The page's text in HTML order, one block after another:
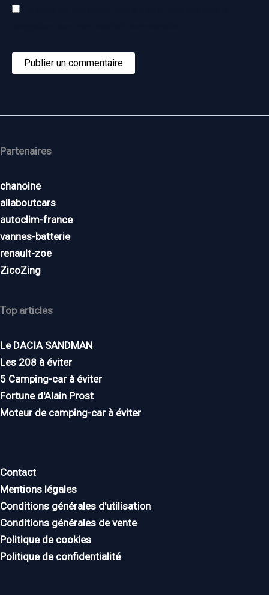
Partenaires
chanoine
allaboutcars
autoclim-france
vannes-batterie
renault-zoe
ZicoZing
Top articles
Le DACIA SANDMAN
Les 208 à éviter
5 Camping-car à éviter
Fortune d'Alain Prost
Moteur de camping-car à éviter
Contact
Mentions légales
Conditions générales d'utilisation
Conditions générales de vente
Politique de cookies
Politique de confidentialité